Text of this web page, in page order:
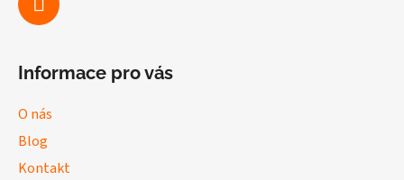
Informace pro vás
O nás
Blog
Kontakt